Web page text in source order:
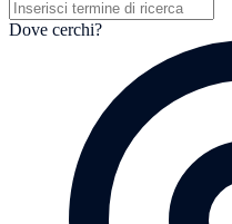
Dove cerchi?